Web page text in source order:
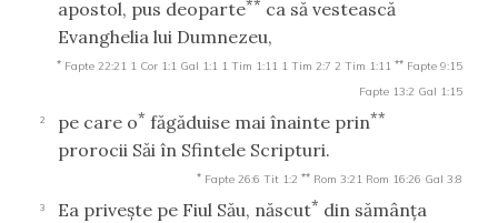
apostol, pus deoparte
ca să vestească
Evanghelia lui Dumnezeu,
* Fapte 22:21 1 Cor 1:1 Gal 1:1 1 Tim 1:11 1 Tim 2:7 2 Tim 1:11 ** Fapte 9:15
Fapte 13:2 Gal 1:15
2 pe care o* făgăduise mai înainte prin**
prorocii Săi în Sfintele Scripturi.
* Fapte 26:6 Tit 1:2 ** Rom 3:21 Rom 16:26 Gal 3:8
3 Ea priveşte pe Fiul Său, născut* din sămânţa